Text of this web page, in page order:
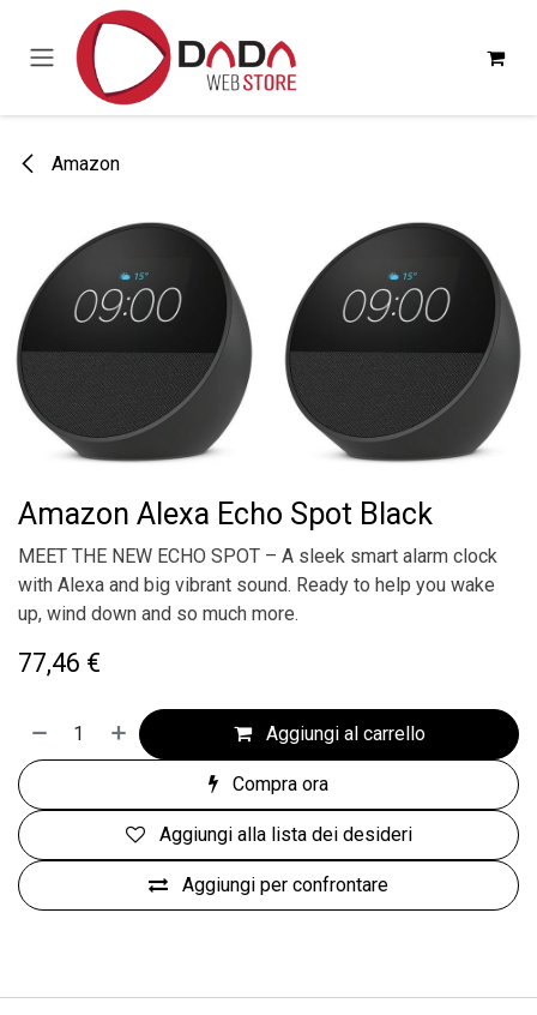
Passa al contenuto
Amazon
Amazon Alexa Echo Spot Black
MEET THE NEW ECHO SPOT – A sleek smart alarm clock
with Alexa and big vibrant sound. Ready to help you wake
up, wind down and so much more.
77,46 €
Aggiungi al carrello
Compra ora
Aggiungi per confrontare
Aggiungi alla lista dei desideri